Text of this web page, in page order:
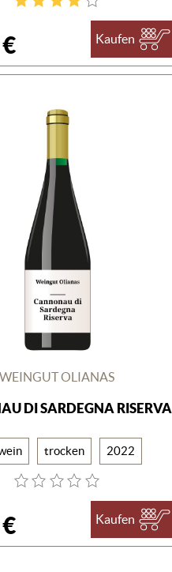
Kaufen
WEINGUT OLIANAS
DI SARDEGNA RISERVA
trocken 2022
Kaufen